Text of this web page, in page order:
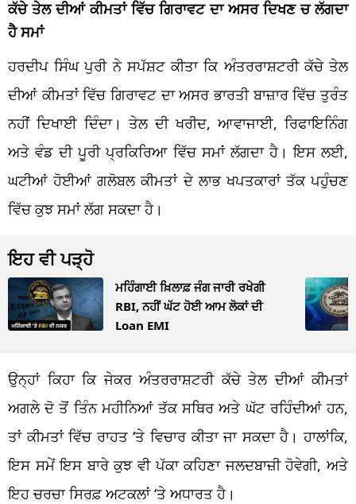
ਕੱਚੇ ਤੇਲ ਦੀਆਂ ਕੀਮਤਾਂ ਵਿੱਚ ਗਿਰਾਵਟ ਦਾ ਅਸਰ ਦਿਖਣ ਚ ਲੱਗਦਾ
ਹੈ ਸਮਾਂ
ਹਰਦੀਪ ਸਿੰਘ ਪੁਰੀ ਨੇ ਸਪੱਸ਼ਟ ਕੀਤਾ ਕਿ ਅੰਤਰਰਾਸ਼ਟਰੀ ਕੱਚੇ ਤੇਲ
ਦੀਆਂ ਕੀਮਤਾਂ ਵਿੱਚ ਗਿਰਾਵਟ ਦਾ ਅਸਰ ਭਾਰਤੀ ਬਾਜ਼ਾਰ ਵਿੱਚ ਤੁਰੰਤ
ਨਹੀਂ ਦਿਖਾਈ ਦਿੰਦਾ। ਤੇਲ ਦੀ ਖਰੀਦ, ਆਵਾਜਾਈ, ਰਿਫਾਇਨਿੰਗ
ਅਤੇ ਵੰਡ ਦੀ ਪੂਰੀ ਪ੍ਰਕਿਰਿਆ ਵਿੱਚ ਸਮਾਂ ਲੱਗਦਾ ਹੈ। ਇਸ ਲਈ,
ਘਟੀਆਂ ਹੋਈਆਂ ਗਲੋਬਲ ਕੀਮਤਾਂ ਦੇ ਲਾਭ ਖਪਤਕਾਰਾਂ ਤੱਕ ਪਹੁੰਚਣ
ਵਿੱਚ ਕੁਝ ਸਮਾਂ ਲੱਗ ਸਕਦਾ ਹੈ।
ਇਹ ਵੀ ਪੜ੍ਹੋ
ਮਹਿੰਗਾਈ ਖ਼ਿਲਾਫ਼ ਜੰਗ ਜਾਰੀ ਰਖੇਗੀ
RBI, ਨਹੀਂ ਘੱਟ ਹੋਈ ਆਮ ਲੋਕਾਂ ਦੀ
Loan EMI
ਉਨ੍ਹਾਂ ਕਿਹਾ ਕਿ ਜੇਕਰ ਅੰਤਰਰਾਸ਼ਟਰੀ ਕੱਚੇ ਤੇਲ ਦੀਆਂ ਕੀਮਤਾਂ
ਅਗਲੇ ਦੋ ਤੋਂ ਤਿੰਨ ਮਹੀਨਿਆਂ ਤੱਕ ਸਥਿਰ ਅਤੇ ਘੱਟ ਰਹਿੰਦੀਆਂ ਹਨ,
ਤਾਂ ਕੀਮਤਾਂ ਵਿੱਚ ਰਾਹਤ ‘ਤੇ ਵਿਚਾਰ ਕੀਤਾ ਜਾ ਸਕਦਾ ਹੈ। ਹਾਲਾਂਕਿ,
ਇਸ ਸਮੇਂ ਇਸ ਬਾਰੇ ਕੁਝ ਵੀ ਪੱਕਾ ਕਹਿਣਾ ਜਲਦਬਾਜ਼ੀ ਹੋਵੇਗੀ, ਅਤੇ
ਇਹ ਚਰਚਾ ਸਿਰਫ਼ ਅਟਕਲਾਂ ‘ਤੇ ਅਧਾਰਤ ਹੈ।